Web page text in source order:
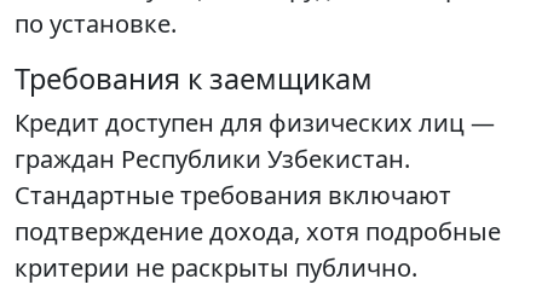
по установке.
Требования к заемщикам
Кредит доступен для физических лиц —
граждан Республики Узбекистан.
Стандартные требования включают
подтверждение дохода, хотя подробные
критерии не раскрыты публично.